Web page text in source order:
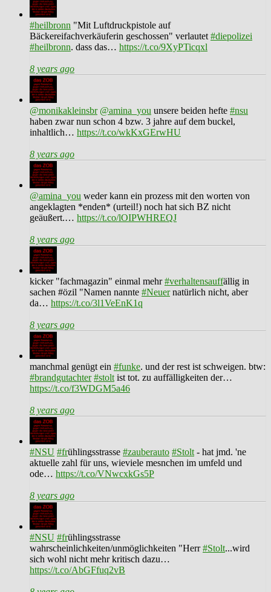
#heilbronn "Mit Luftdruckpistole auf
Bäckereifachverkäuferin geschossen" verlautet #diepolizei
#heilbronn. dass das… https://t.co/9XyPTicqxl
8 years ago
@monikakleinsbr @amina_you unsere beiden hefte #nsu
haben zwar nun schon 4 bzw. 3 jahre auf dem buckel,
inhaltlich… https://t.co/wkKxGErwHU
8 years ago
@amina_you weder kann ein prozess mit den worten von
angeklagten *enden* (urteil!) noch hat sich BZ nicht
geäußert.… https://t.co/lOIPWHREQJ
8 years ago
kicker "fachmagazin" einmal mehr#verhaltensauffällig in
sachen #özil "Namen nannte #Neuernatürlich nicht, aber
da… https://t.co/3l1VeEnK1q
8 years ago
manchmal genügt ein #funke. und der rest ist schweigen. btw:
#brandgutachter #stolt ist tot. zu auffälligkeiten der…
https://t.co/f3WDGM5a46
8 years ago
#NSU #frühlingsstrasse #zauberauto #Stolt - hat jmd. 'ne
aktuelle zahl für uns, wieviele mesnchen im umfeld und
ode… https://t.co/VNwcxkGs5P
8 years ago
#NSU #frühlingsstrasse
wahrscheinlichkeiten/unmöglichkeiten "Herr#Stolt...wird
sich wohl nicht mehr kritisch dazu…
https://t.co/AbGFfuq2vB